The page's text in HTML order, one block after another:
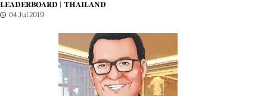
LEADERBOARD |
THAILAND
04 Jul 2019